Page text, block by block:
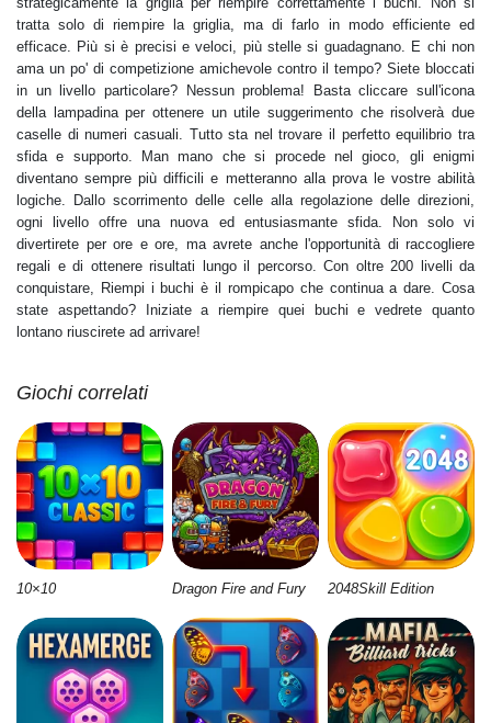
tratta solo di riempire la griglia, ma di farlo in modo efficiente ed
efficace. Più si è precisi e veloci, più stelle si guadagnano. E chi non
ama un po' di competizione amichevole contro il tempo? Siete bloccati
in un livello particolare? Nessun problema! Basta cliccare sull'icona
della lampadina per ottenere un utile suggerimento che risolverà due
caselle di numeri casuali. Tutto sta nel trovare il perfetto equilibrio tra
sfida e supporto. Man mano che si procede nel gioco, gli enigmi
diventano sempre più difficili e metteranno alla prova le vostre abilità
logiche. Dallo scorrimento delle celle alla regolazione delle direzioni,
ogni livello offre una nuova ed entusiasmante sfida. Non solo vi
divertirete per ore e ore, ma avrete anche l'opportunità di raccogliere
regali e di ottenere risultati lungo il percorso. Con oltre 200 livelli da
conquistare, Riempi i buchi è il rompicapo che continua a dare. Cosa
state aspettando? Iniziate a riempire quei buchi e vedrete quanto
lontano riuscirete ad arrivare!
Giochi correlati
10×10 Dragon Fire and Fury 2048Skill Edition